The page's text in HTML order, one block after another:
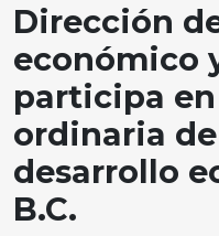
Dirección
económico
participa
ordinaria
desarrollo
B.C.